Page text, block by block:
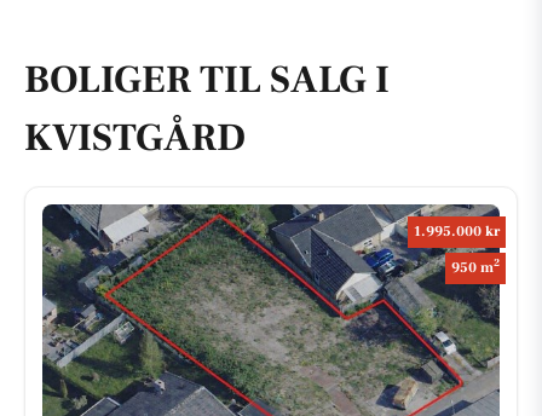
BOLIGER TIL SALG I
KVISTGÅRD
1.995.000 kr
950 m2